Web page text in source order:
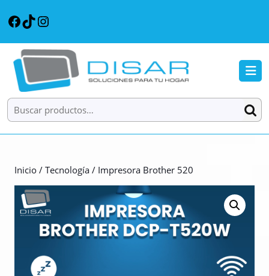
contenido
Facebook
TikTokInstagram
Buscar por:
Inicio / Tecnología / Impresora Brother 520